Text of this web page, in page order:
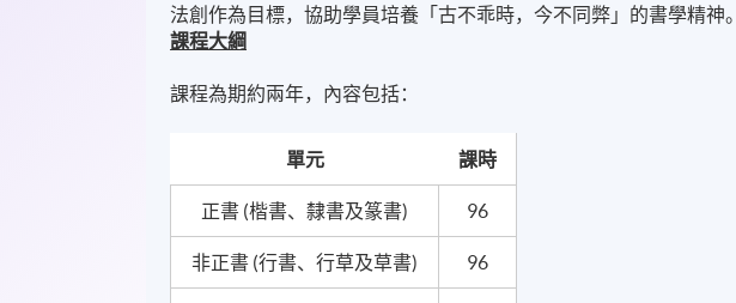
法創作為目標，協助學員培養「古不乖時，今不同弊」的書學精神。
課程大綱
課程為期約兩年，內容包括：
單元 課時
正書 (楷書、隸書及篆書) 96
非正書 (行書、行草及草書) 96